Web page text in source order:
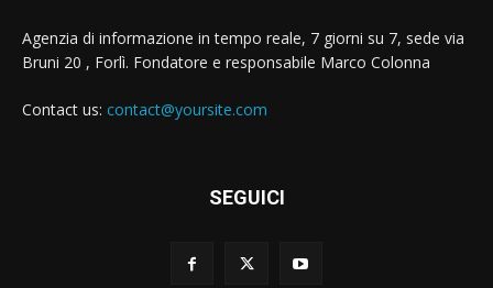
Agenzia di informazione in tempo reale, 7 giorni su 7, sede via
Bruni 20 , Forlì. Fondatore e responsabile Marco Colonna
Contact us: contact@yoursite.com
SEGUICI